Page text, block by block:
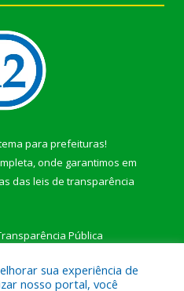
para prefeituras!
onde garantimos em
das leis de transparência
Pública
sua experiência de
nosso portal, você